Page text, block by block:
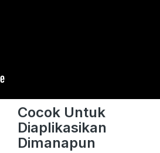
Cocok Untuk
Diaplikasikan
Dimanapun